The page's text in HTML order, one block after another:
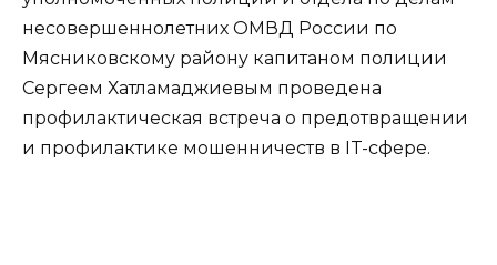
несовершеннолетних ОМВД России по
Мясниковскому району капитаном полиции
Сергеем Хатламаджиевым проведена
профилактическая встреча о предотвращении
и профилактике мошенничеств в IT-сфере.